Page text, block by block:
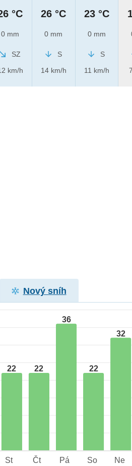
°C
0 mm
SZ
km/h
26 °C
0 mm
S
14 km/h
23 °C
0 mm
S
11 km/h
Nový sníh
22 22
36
22
32
St Čt Pá So Ne